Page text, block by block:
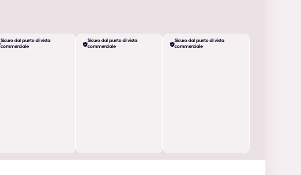
Sicuro dal punto di vista
commerciale
Sicuro dal punto di vista
commerciale
Sicuro dal punto di vista
commerciale